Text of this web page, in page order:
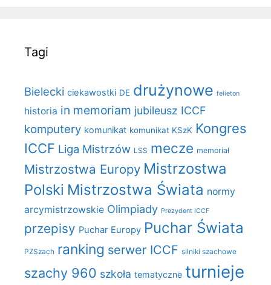
Tagi
Bielecki ciekawostki DE drużynowe felieton
historia in memoriam jubileusz ICCF
komputery komunikat komunikat KSzK Kongres
ICCF Liga Mistrzów LSS mecze memoriał
Mistrzostwa Europy Mistrzostwa
Polski Mistrzostwa Świata normy
arcymistrzowskie Olimpiady Prezydent ICCF
przepisy Puchar Europy Puchar Świata
PZSzach ranking serwer ICCF silniki szachowe
szachy 960 szkoła tematyczne turnieje